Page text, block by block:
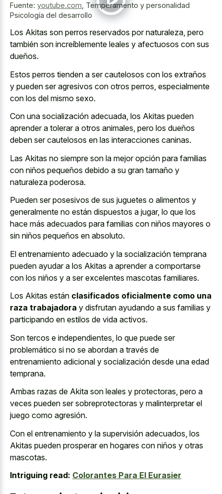
Fuente: youtube.com Temperamento y personalidad
Psicología del desarrollo
Los Akitas son perros reservados por naturaleza, pero
también son increíblemente leales y afectuosos con sus
dueños.
Estos perros tienden a ser cautelosos con los extraños
y pueden ser agresivos con otros perros, especialmente
con los del mismo sexo.
Con una socialización adecuada, los Akitas pueden
aprender a tolerar a otros animales, pero los dueños
deben ser cautelosos en las interacciones caninas.
Las Akitas no siempre son la mejor opción para familias
con niños pequeños debido a su gran tamaño y
naturaleza poderosa.
Pueden ser posesivos de sus juguetes o alimentos y
generalmente no están dispuestos a jugar, lo que los
hace más adecuados para familias con niños mayores o
sin niños pequeños en absoluto.
El entrenamiento adecuado y la socialización temprana
pueden ayudar a los Akitas a aprender a comportarse
con los niños y a ser excelentes mascotas familiares.
Los Akitas están clasificados oficialmente como una
raza trabajadora y disfrutan ayudando a sus familias y
participando en estilos de vida activos.
Son tercos e independientes, lo que puede ser
problemático si no se abordan a través de
entrenamiento adicional y socialización desde una edad
temprana.
Ambas razas de Akita son leales y protectoras, pero a
veces pueden ser sobreprotectoras y malinterpretar el
juego como agresión.
Con el entrenamiento y la supervisión adecuados, los
Akitas pueden prosperar en hogares con niños y otras
mascotas.
Intriguing read: Colorantes Para El Eurasier